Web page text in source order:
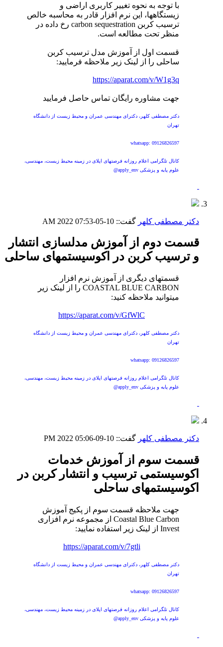
با توجه به نحوه تغییر کاربری اراضی و
زیستگاهها، این نرم افزار قادر به محاسبه خالص
ترسیب کربن carbon sequestration رخ داده در
منظر تحت مطالعه است.
قسمت اول از آموزش مدل ترسیب کربن
ساحلی را از لینک زیر ملاحظه فرمایید:
https://aparat.com/v/W1g3q
جهت مشاوره رایگان تماس حاصل فرمایید
دکتر مصطفی کلهر، دکترای مهندسی عمران و محیط زیست از دانشگاه
تهران
whatsapp: 09126826597
کانال تلگرامی اعلام روزانه فرصتهای اپلای در زمینه محیط زیست، مهندسی،
علوم پایه و پزشکی apply_env@
دکتر مصطفی کلهر گفت:: 10-05-2022
07:53 AM
قسمت دوم از آموزش مدلسازی انتشار
و ترسیب کربن در اکوسیستمهای ساحلی
قسمتهای دیگری از آموزش نرم افزار
COASTAL BLUE CARBON را از لینک زیر
میتوانید ملاحظه کنید:
https://aparat.com/v/GfWlC
دکتر مصطفی کلهر، دکترای مهندسی عمران و محیط زیست از دانشگاه
تهران
whatsapp: 09126826597
کانال تلگرامی اعلام روزانه فرصتهای اپلای در زمینه محیط زیست، مهندسی،
علوم پایه و پزشکی apply_env@
دکتر مصطفی کلهر گفت:: 10-09-2022
05:06 PM
قسمت سوم از آموزش خدمات
اکوسیستمی ترسیب و انتشار کربن در
اکوسیستمهای ساحلی
جهت ملاحظه قسمت سوم از پکیج آموزش
Coastal Blue Carbon از مجموعه نرم افزاری
Invest از لینک زیر استفاده نمایید:
https://aparat.com/v/7gtli
دکتر مصطفی کلهر، دکترای مهندسی عمران و محیط زیست از دانشگاه
تهران
whatsapp: 09126826597
کانال تلگرامی اعلام روزانه فرصتهای اپلای در زمینه محیط زیست، مهندسی،
علوم پایه و پزشکی apply_env@